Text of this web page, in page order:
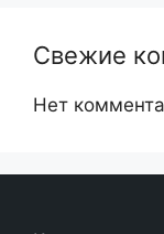
Свежие
Нет